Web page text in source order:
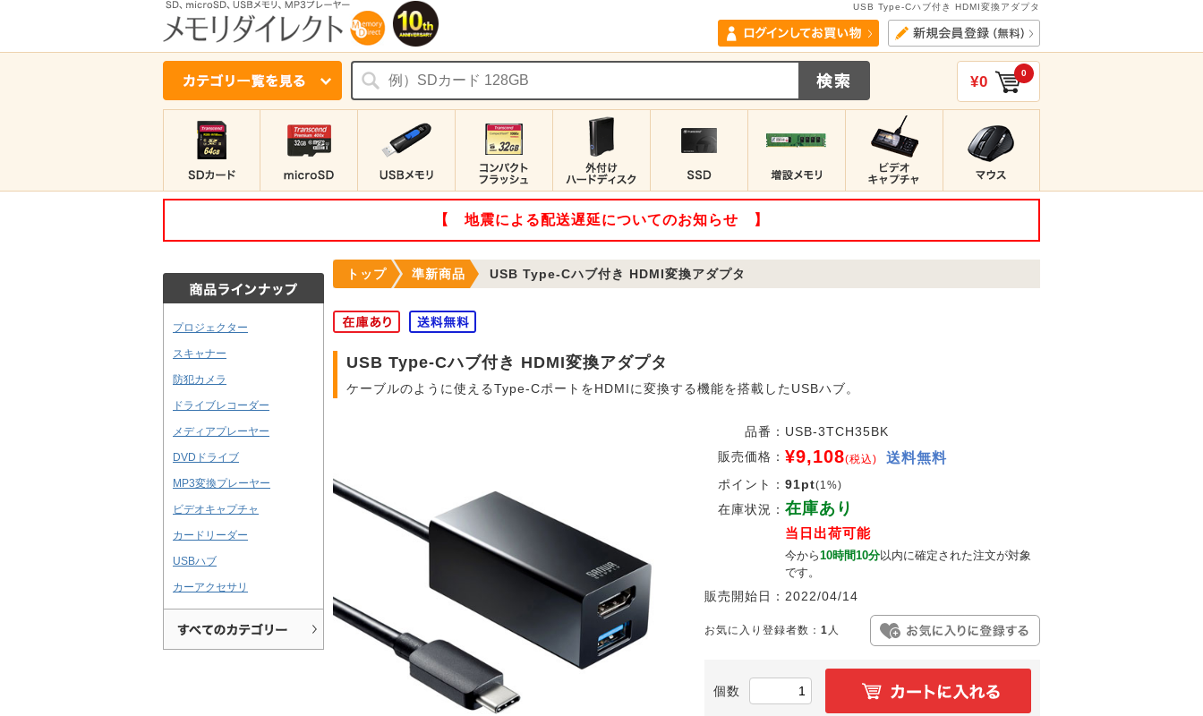
USB Type-Cハブ付き HDMI変換アダプタ
¥0 0
【 地震による配送遅延についてのお知らせ 】
プロジェクター
スキャナー
防犯カメラ
ドライブレコーダー
メディアプレーヤー
DVDドライブ
MP3変換プレーヤー
ビデオキャプチャ
カードリーダー
USBハブ
カーアクセサリ
トップ 準新商品 USB Type-Cハブ付き HDMI変換アダプタ
USB Type-Cハブ付き HDMI変換アダプタ
ケーブルのように使えるType-CポートをHDMIに変換する機能を搭載したUSBハブ。
品番： USB-3TCH35BK
販売価格： ¥9,108(税込) 送料無料
ポイント： 91pt(1%)
在庫状況： 在庫あり
当日出荷可能
今から10時間10分以内に確定された注文が対象
です。
販売開始日： 2022/04/14
お気に入り登録者数： 1 人
個数